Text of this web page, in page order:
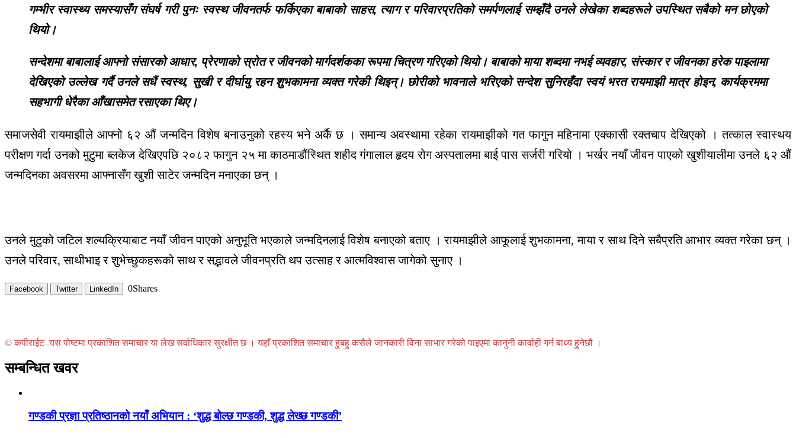
गम्भीर स्वास्थ्य समस्यासँग संघर्ष गरी पुनः स्वस्थ जीवनतर्फ फर्किएका बाबाको साहस, त्याग र परिवारप्रतिको समर्पणलाई सम्झँदै उनले लेखेका शब्दहरूले उपस्थित सबैको मन छोएको
थियो।
सन्देशमा बाबालाई आफ्नो संसारको आधार, प्रेरणाको स्रोत र जीवनको मार्गदर्शकका रूपमा चित्रण गरिएको थियो। बाबाको माया शब्दमा नभई व्यवहार, संस्कार र जीवनका हरेक पाइलामा
देखिएको उल्लेख गर्दै उनले सधैं स्वस्थ, सुखी र दीर्घायु रहन शुभकामना व्यक्त गरेकी थिइन्। छोरीको भावनाले भरिएको सन्देश सुनिरहँदा स्वयं भरत रायमाझी मात्र होइन, कार्यक्रममा
सहभागी धेरैका आँखासमेत रसाएका थिए।
समाजसेवी रायमाझीले आफ्नो ६२ औं जन्मदिन विशेष बनाउनुको रहस्य भने अर्कै छ । समान्य अवस्थामा रहेका रायमाझीको गत फागुन महिनामा एक्कासी रक्तचाप देखिएको । तत्काल स्वास्थय
परीक्षण गर्दा उनको मुटुमा ब्लकेज देखिएपछि २०८२ फागुन २५ मा काठमाडौंस्थित शहीद गंगालाल हृदय रोग अस्पतालमा बाई पास सर्जरी गरियो । भर्खर नयाँ जीवन पाएको खुशीयालीमा उनले ६२ औं
जन्मदिनका अवसरमा आफ्नासँग खुशी साटेर जन्मदिन मनाएका छन् ।
उनले मुटुको जटिल शल्यक्रियाबाट नयाँ जीवन पाएको अनुभूति भएकाले जन्मदिनलाई विशेष बनाएको बताए । रायमाझीले आफूलाई शुभकामना, माया र साथ दिने सबैप्रति आभार व्यक्त गरेका छन् ।
उनले परिवार, साथीभाइ र शुभेच्छुकहरूको साथ र सद्भावले जीवनप्रति थप उत्साह र आत्मविश्वास जागेको सुनाए ।
Facebook Twitter LinkedIn 0Shares
© कपीराईट–यस पोष्टमा प्रकाशित समाचार या लेख सर्वाधिकार सुरक्षीत छ । यहाँ प्रकाशित समाचार हुबहु कसैले जानकारी विना साभार गरेको पाइएमा कानुनी कार्वाही गर्न बाध्य हुनेछौ ।
सम्बन्धित खवर
गण्डकी प्रज्ञा प्रतिष्ठानको नयाँ अभियान : ‘शुद्ध बोल्छ गण्डकी, शुद्ध लेख्छ गण्डकी’